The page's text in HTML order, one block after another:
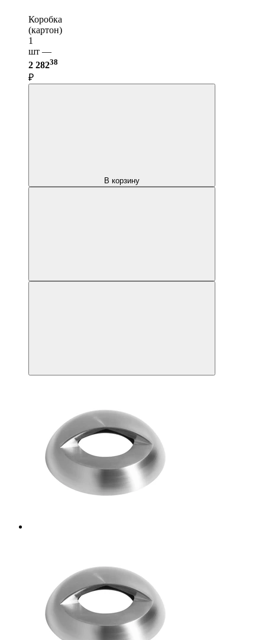
Коробка
(картон)
1
шт —
2 28238
₽
В корзину